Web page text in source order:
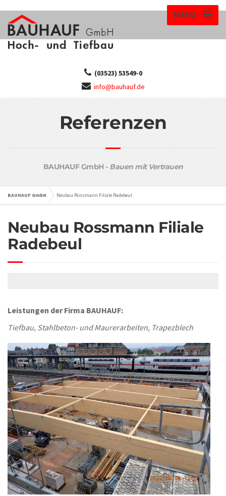
MENÜ
(03523) 53549-0
info@bauhauf.de
Referenzen
BAUHAUF GmbH - Bauen mit Vertrauen
BAUHAUF GmbH Neubau Rossmann Filiale Radebeul
Neubau Rossmann Filiale
Radebeul
Leistungen der Firma BAUHAUF:
Tiefbau, Stahlbeton- und Maurerarbeiten, Trapezblech